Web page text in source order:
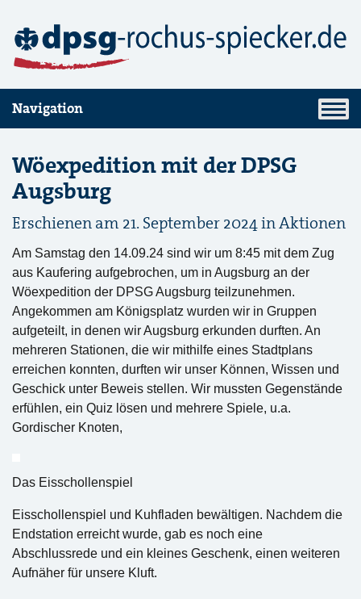
Navigation
Wöexpedition mit der DPSG
Augsburg
Erschienen am 21. September 2024 inAktionen
Am Samstag den 14.09.24 sind wir um 8:45 mit dem Zug
aus Kaufering aufgebrochen, um in Augsburg an der
Wöexpedition der DPSG Augsburg teilzunehmen.
Angekommen am Königsplatz wurden wir in Gruppen
aufgeteilt, in denen wir Augsburg erkunden durften. An
mehreren Stationen, die wir mithilfe eines Stadtplans
erreichen konnten, durften wir unser Können, Wissen und
Geschick unter Beweis stellen. Wir mussten Gegenstände
erfühlen, ein Quiz lösen und mehrere Spiele, u.a.
Gordischer Knoten,
Das Eisschollenspiel
Eisschollenspiel und Kuhfladen bewältigen. Nachdem die
Endstation erreicht wurde, gab es noch eine
Abschlussrede und ein kleines Geschenk, einen weiteren
Aufnäher für unsere Kluft.